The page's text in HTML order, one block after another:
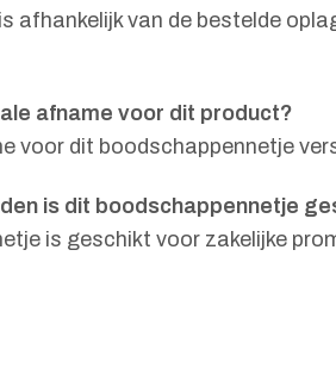
afhankelijk van de bestelde
afname voor dit product?
voor dit boodschappennetje
is dit boodschappennetje
is geschikt voor zakelijke